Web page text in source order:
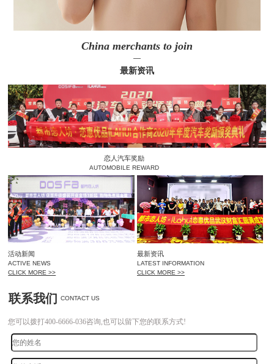
China merchants to join
—
最新资讯
恋人汽车奖励
AUTOMOBILE REWARD
活动新闻
ACTIVE NEWS
CLICK MORE >>
最新资讯
LATEST INFORMATION
CLICK MORE >>
联系我们 CONTACT US
您可以拨打400-6666-036咨询,也可以留下您的联系方式!